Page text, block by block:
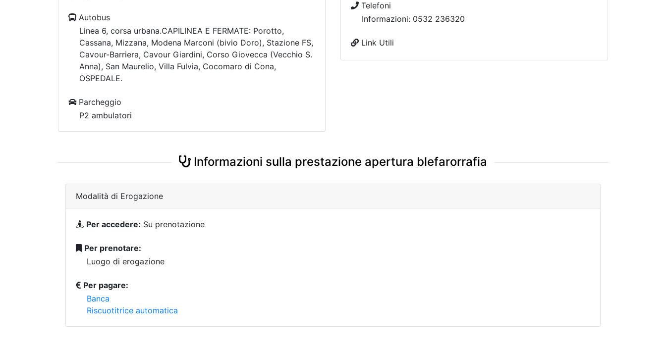
Autobus
Linea 6, corsa urbana.CAPILINEA E FERMATE: Porotto,
Cassana, Mizzana, Modena Marconi (bivio Doro), Stazione FS,
Cavour-Barriera, Cavour Giardini, Corso Giovecca (Vecchio S.
Anna), San Maurelio, Villa Fulvia, Cocomaro di Cona,
OSPEDALE.
Parcheggio
P2 ambulatori
Telefoni
Informazioni: 0532 236320
Link Utili
Informazioni sulla prestazione apertura blefarorrafia
Modalità di Erogazione
Per accedere: Su prenotazione
Per prenotare:
Luogo di erogazione
Per pagare:
Banca
Riscuotitrice automatica